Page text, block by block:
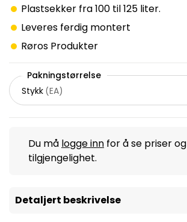
Plastsekker fra 100 til 125 liter.
Leveres ferdig montert
Røros Produkter
Pakningstørrelse
Stykk (EA)
Du må logge inn for å se priser og
tilgjengelighet.
Detaljert beskrivelse